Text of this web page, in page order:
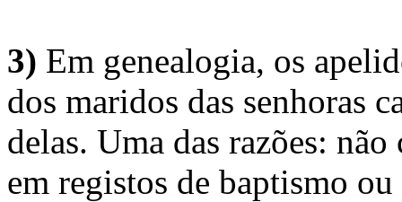
3) Em genealogia, os
dos maridos das senhoras
delas. Uma das razões:
em registos de baptismo